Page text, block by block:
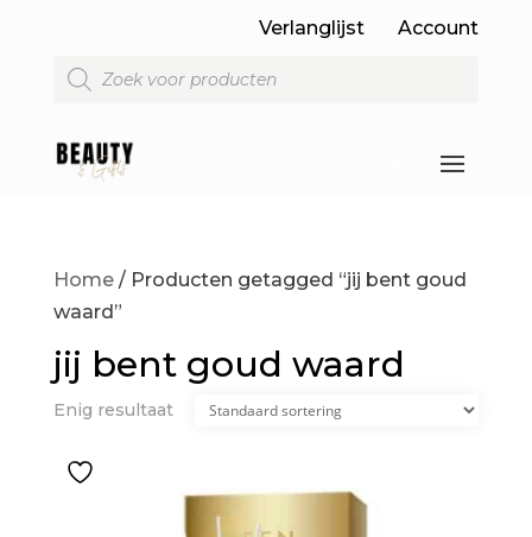
Verlanglijst
Account
Producten
zoeken
Home/ Producten getagged “jij bent goud
waard”
jij bent goud waard
Enig resultaat